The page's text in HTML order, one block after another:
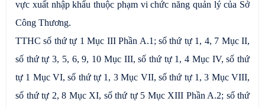
vực xuất nhập khẩu thuộc phạm vi chức năng quản lý của Sở
Công Thương.
TTHC số thứ tự 1 Mục III Phần A.1; số thứ tự 1, 4, 7 Mục II,
số thứ tự 3, 5, 6, 9, 10 Mục III, số thứ tự 1, 4 Mục IV, số thứ
tự 1 Mục VI, số thứ tự 1, 3 Mục VII, số thứ tự 1, 3 Mục VIII,
số thứ tự 2, 8 Mục XI, số thứ tự 5 Mục XIII Phần A.2; số thứ